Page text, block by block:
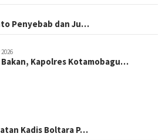
Penyebab dan Ju…
Kapolres Kotamobagu…
Kadis Boltara P…